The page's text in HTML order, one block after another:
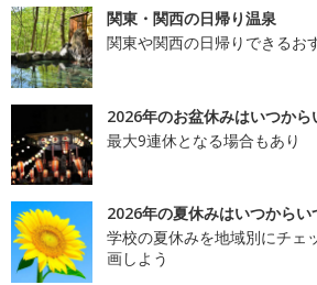
関東・関西の日帰り温泉
関東や関西の日帰りできるお
2026年のお盆休みはいつから
最大9連休となる場合もあり
2026年の夏休みはいつからい
学校の夏休みを地域別にチェ
画しよう